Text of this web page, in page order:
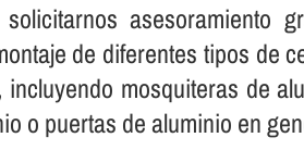
asesoramiento
de diferentes tipos de
mosquiteras de
o puertas de aluminio en